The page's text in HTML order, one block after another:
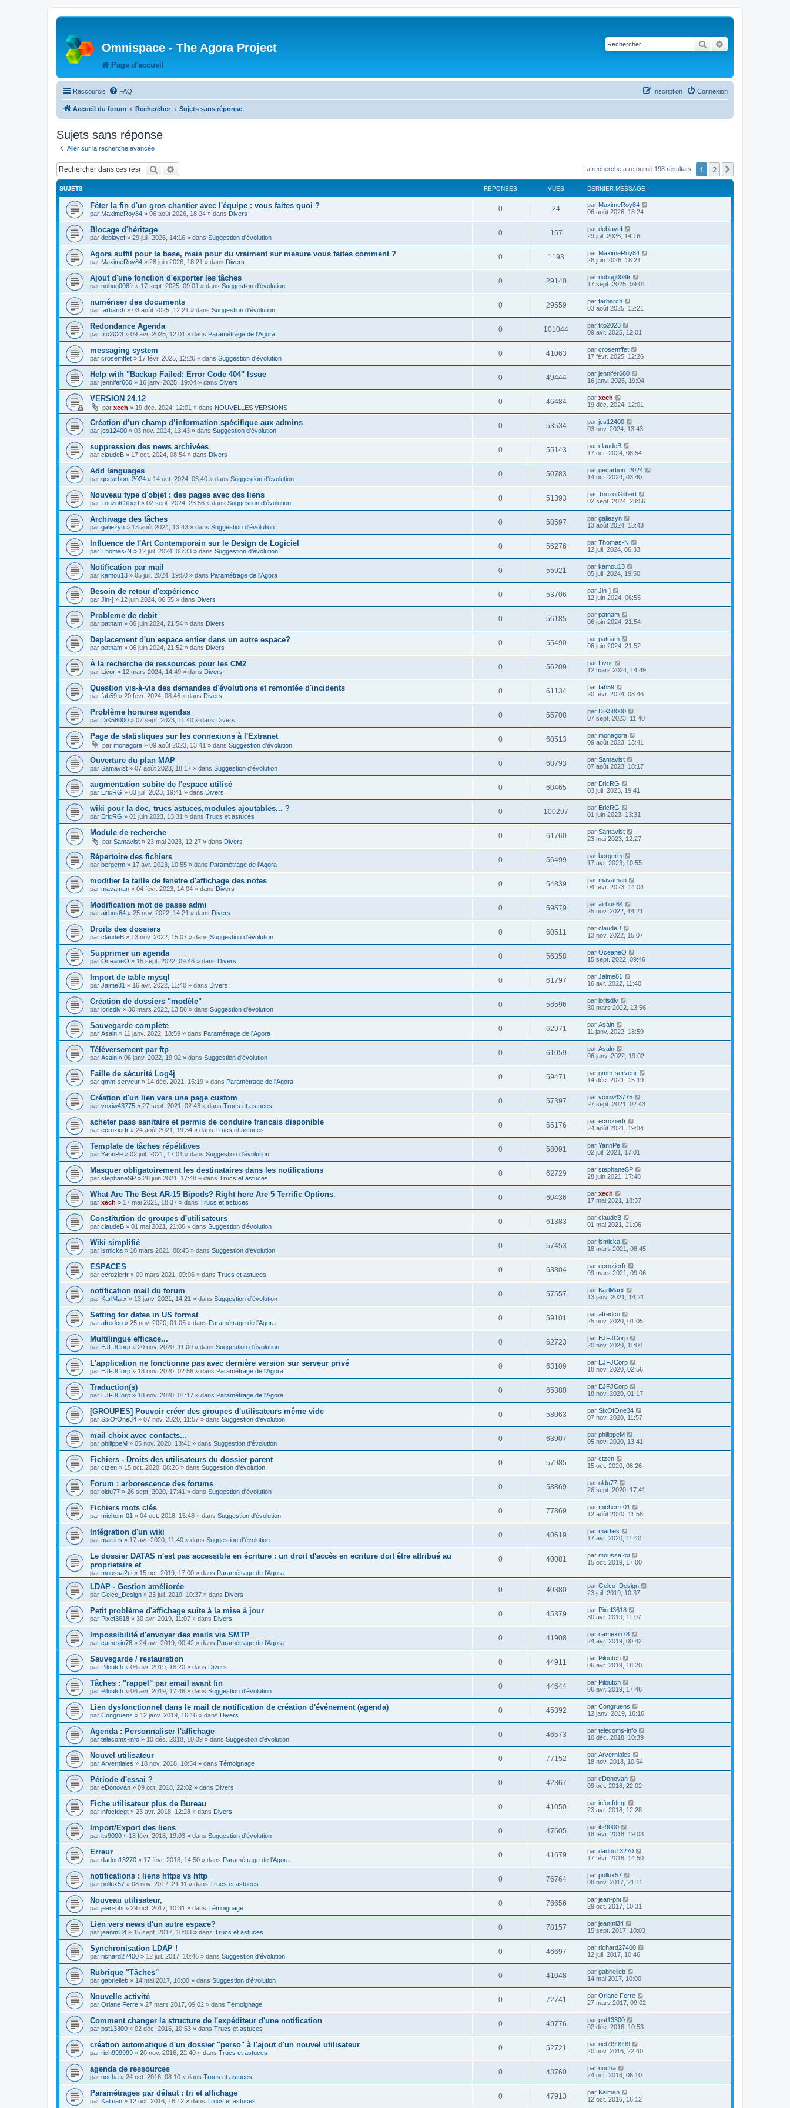
Omnispace - The Agora Project
Page d'accueil
Rechercher
Raccourcis FAQ Connexion
Inscription
Accueil du forum Rechercher Sujets sans réponse
Sujets sans réponse
Aller sur la recherche avancée
Rechercher La recherche a retourné 198 résultats 1 2
SUJETS RÉPONSES VUES DERNIER MESSAGE
Fêter la fin d'un gros chantier avec l'équipe : vous faites quoi ?
par MaximeRoy84 » 06 août 2026, 18:24 » dans Divers
0 24 par MaximeRoy84
06 août 2026, 18:24
Blocage d'héritage
par deblayef » 29 juil. 2026, 14:16 » dans Suggestion d'évolution
0 157 par deblayef
29 juil. 2026, 14:16
Agora suffit pour la base, mais pour du vraiment sur mesure vous faites comment ?
par MaximeRoy84 » 28 juin 2026, 18:21 » dans Divers
0 1193 par MaximeRoy84
28 juin 2026, 18:21
Ajout d'une fonction d'exporter les tâches
par nobug008fr » 17 sept. 2025, 09:01 » dans Suggestion d'évolution
0 29140 par nobug008fr
17 sept. 2025, 09:01
numériser des documents
par farbarch » 03 août 2025, 12:21 » dans Suggestion d'évolution
0 29559 par farbarch
03 août 2025, 12:21
Redondance Agenda
par tito2023 » 09 avr. 2025, 12:01 » dans Paramétrage de l'Agora
0 101044 par tito2023
09 avr. 2025, 12:01
messaging system
par crosemffet » 17 févr. 2025, 12:26 » dans Suggestion d'évolution
0 41063 par crosemffet
17 févr. 2025, 12:26
Help with "Backup Failed: Error Code 404" Issue
par jennifer660 » 16 janv. 2025, 19:04 » dans Divers
0 49444 par jennifer660
16 janv. 2025, 19:04
VERSION 24.12
par xech » 19 déc. 2024, 12:01 » dans NOUVELLES VERSIONS
0 46484 par xech
19 déc. 2024, 12:01
Création d’un champ d’information spécifique aux admins
par jcs12400 » 03 nov. 2024, 13:43 » dans Suggestion d'évolution
0 53534 par jcs12400
03 nov. 2024, 13:43
suppression des news archivées
par claudeB » 17 oct. 2024, 08:54 » dans Divers
0 55143 par claudeB
17 oct. 2024, 08:54
Add languages
par gecarbon_2024 » 14 oct. 2024, 03:40 » dans Suggestion d'évolution
0 50783 par gecarbon_2024
14 oct. 2024, 03:40
Nouveau type d'objet : des pages avec des liens
par TouzotGilbert » 02 sept. 2024, 23:56 » dans Suggestion d'évolution
0 51393 par TouzotGilbert
02 sept. 2024, 23:56
Archivage des tâches
par galiezyn » 13 août 2024, 13:43 » dans Suggestion d'évolution
0 58597 par galiezyn
13 août 2024, 13:43
Influence de l'Art Contemporain sur le Design de Logiciel
par Thomas-N » 12 juil. 2024, 06:33 » dans Suggestion d'évolution
0 56276 par Thomas-N
12 juil. 2024, 06:33
Notification par mail
par kamou13 » 05 juil. 2024, 19:50 » dans Paramétrage de l'Agora
0 55921 par kamou13
05 juil. 2024, 19:50
Besoin de retour d'expérience
par Jin-] » 12 juin 2024, 06:55 » dans Divers
0 53706 par Jin-]
12 juin 2024, 06:55
Probleme de debit
par patnam » 06 juin 2024, 21:54 » dans Divers
0 56185 par patnam
06 juin 2024, 21:54
Deplacement d'un espace entier dans un autre espace?
par patnam » 06 juin 2024, 21:52 » dans Divers
0 55490 par patnam
06 juin 2024, 21:52
À la recherche de ressources pour les CM2
par Livor » 12 mars 2024, 14:49 » dans Divers
0 56209 par Livor
12 mars 2024, 14:49
Question vis-à-vis des demandes d'évolutions et remontée d'incidents
par fab59 » 20 févr. 2024, 08:46 » dans Divers
0 61134 par fab59
20 févr. 2024, 08:46
Problème horaires agendas
par DiK58000 » 07 sept. 2023, 11:40 » dans Divers
0 55708 par DiK58000
07 sept. 2023, 11:40
Page de statistiques sur les connexions à l'Extranet
par monagora » 09 août 2023, 13:41 » dans Suggestion d'évolution
0 60513 par monagora
09 août 2023, 13:41
Ouverture du plan MAP
par Samavist » 07 août 2023, 18:17 » dans Suggestion d'évolution
0 60793 par Samavist
07 août 2023, 18:17
augmentation subite de l'espace utilisé
par EricRG » 03 juil. 2023, 19:41 » dans Divers
0 60465 par EricRG
03 juil. 2023, 19:41
wiki pour la doc, trucs astuces,modules ajoutables... ?
par EricRG » 01 juin 2023, 13:31 » dans Trucs et astuces
0 100297 par EricRG
01 juin 2023, 13:31
Module de recherche
par Samavist » 23 mai 2023, 12:27 » dans Divers
0 61760 par Samavist
23 mai 2023, 12:27
Répertoire des fichiers
par bergerm » 17 avr. 2023, 10:55 » dans Paramétrage de l'Agora
0 56499 par bergerm
17 avr. 2023, 10:55
modifier la taille de fenetre d'affichage des notes
par mavaman » 04 févr. 2023, 14:04 » dans Divers
0 54839 par mavaman
04 févr. 2023, 14:04
Modification mot de passe admi
par airbus64 » 25 nov. 2022, 14:21 » dans Divers
0 59579 par airbus64
25 nov. 2022, 14:21
Droits des dossiers
par claudeB » 13 nov. 2022, 15:07 » dans Suggestion d'évolution
0 60511 par claudeB
13 nov. 2022, 15:07
Supprimer un agenda
par OceaneO » 15 sept. 2022, 09:46 » dans Divers
0 56358 par OceaneO
15 sept. 2022, 09:46
Import de table mysql
par Jaime81 » 16 avr. 2022, 11:40 » dans Divers
0 61797 par Jaime81
16 avr. 2022, 11:40
Création de dossiers "modèle"
par lorisdiv » 30 mars 2022, 13:56 » dans Suggestion d'évolution
0 56596 par lorisdiv
30 mars 2022, 13:56
Sauvegarde complète
par Asaln » 11 janv. 2022, 18:59 » dans Paramétrage de l'Agora
0 62971 par Asaln
11 janv. 2022, 18:59
Téléversement par ftp
par Asaln » 06 janv. 2022, 19:02 » dans Suggestion d'évolution
0 61059 par Asaln
06 janv. 2022, 19:02
Faille de sécurité Log4j
par gmm-serveur » 14 déc. 2021, 15:19 » dans Paramétrage de l'Agora
0 59471 par gmm-serveur
14 déc. 2021, 15:19
Création d'un lien vers une page custom
par voxiw43775 » 27 sept. 2021, 02:43 » dans Trucs et astuces
0 57397 par voxiw43775
27 sept. 2021, 02:43
acheter pass sanitaire et permis de conduire francais disponible
par ecrozierfr » 24 août 2021, 19:34 » dans Trucs et astuces
0 65176 par ecrozierfr
24 août 2021, 19:34
Template de tâches répétitives
par YannPe » 02 juil. 2021, 17:01 » dans Suggestion d'évolution
0 58091 par YannPe
02 juil. 2021, 17:01
Masquer obligatoirement les destinataires dans les notifications
par stephaneSP » 28 juin 2021, 17:48 » dans Trucs et astuces
0 62729 par stephaneSP
28 juin 2021, 17:48
What Are The Best AR-15 Bipods? Right here Are 5 Terrific Options.
par xech » 17 mai 2021, 18:37 » dans Trucs et astuces
0 60436 par xech
17 mai 2021, 18:37
Constitution de groupes d'utilisateurs
par claudeB » 01 mai 2021, 21:06 » dans Suggestion d'évolution
0 61383 par claudeB
01 mai 2021, 21:06
Wiki simplifié
par ismicka » 18 mars 2021, 08:45 » dans Suggestion d'évolution
0 57453 par ismicka
18 mars 2021, 08:45
ESPACES
par ecrozierfr » 09 mars 2021, 09:06 » dans Trucs et astuces
0 63804 par ecrozierfr
09 mars 2021, 09:06
notification mail du forum
par KarlMarx » 13 janv. 2021, 14:21 » dans Suggestion d'évolution
0 57557 par KarlMarx
13 janv. 2021, 14:21
Setting for dates in US format
par afredco » 25 nov. 2020, 01:05 » dans Paramétrage de l'Agora
0 59101 par afredco
25 nov. 2020, 01:05
Multilingue efficace...
par EJFJCorp » 20 nov. 2020, 11:00 » dans Suggestion d'évolution
0 62723 par EJFJCorp
20 nov. 2020, 11:00
L'application ne fonctionne pas avec dernière version sur serveur privé
par EJFJCorp » 18 nov. 2020, 02:56 » dans Paramétrage de l'Agora
0 63109 par EJFJCorp
18 nov. 2020, 02:56
Traduction(s)
par EJFJCorp » 18 nov. 2020, 01:17 » dans Paramétrage de l'Agora
0 65380 par EJFJCorp
18 nov. 2020, 01:17
[GROUPES] Pouvoir créer des groupes d'utilisateurs même vide
par SixOfOne34 » 07 nov. 2020, 11:57 » dans Suggestion d'évolution
0 58063 par SixOfOne34
07 nov. 2020, 11:57
mail choix avec contacts...
par philippeM » 05 nov. 2020, 13:41 » dans Suggestion d'évolution
0 63907 par philippeM
05 nov. 2020, 13:41
Fichiers - Droits des utilisateurs du dossier parent
par ctzen » 15 oct. 2020, 08:26 » dans Suggestion d'évolution
0 57985 par ctzen
15 oct. 2020, 08:26
Forum : arborescence des forums
par oldu77 » 26 sept. 2020, 17:41 » dans Suggestion d'évolution
0 58869 par oldu77
26 sept. 2020, 17:41
Fichiers mots clés
par michem-01 » 04 oct. 2018, 15:48 » dans Suggestion d'évolution
0 77869 par michem-01
12 août 2020, 11:58
Intégration d'un wiki
par marties » 17 avr. 2020, 11:40 » dans Suggestion d'évolution
0 40619 par marties
17 avr. 2020, 11:40
Le dossier DATAS n'est pas accessible en écriture : un droit d'accès en ecriture doit être attribué au
proprietaire et
par moussa2ci » 15 oct. 2019, 17:00 » dans Paramétrage de l'Agora
0 40081 par moussa2ci
15 oct. 2019, 17:00
LDAP - Gestion améliorée
par Gelco_Design » 23 juil. 2019, 10:37 » dans Divers
0 40380 par Gelco_Design
23 juil. 2019, 10:37
Petit problème d'affichage suite à la mise à jour
par Pixef3618 » 30 avr. 2019, 11:07 » dans Divers
0 45379 par Pixef3618
30 avr. 2019, 11:07
Impossibilité d'envoyer des mails via SMTP
par camexin78 » 24 avr. 2019, 00:42 » dans Paramétrage de l'Agora
0 41908 par camexin78
24 avr. 2019, 00:42
Sauvegarde / restauration
par Piloutch » 06 avr. 2019, 18:20 » dans Divers
0 44911 par Piloutch
06 avr. 2019, 18:20
Tâches : "rappel" par email avant fin
par Piloutch » 06 avr. 2019, 17:46 » dans Suggestion d'évolution
0 44644 par Piloutch
06 avr. 2019, 17:46
Lien dysfonctionnel dans le mail de notification de création d'événement (agenda)
par Congruens » 12 janv. 2019, 16:16 » dans Divers
0 45392 par Congruens
12 janv. 2019, 16:16
Agenda : Personnaliser l'affichage
par telecoms-info » 10 déc. 2018, 10:39 » dans Suggestion d'évolution
0 46573 par telecoms-info
10 déc. 2018, 10:39
Nouvel utilisateur
par Arverniales » 18 nov. 2018, 10:54 » dans Témoignage
0 77152 par Arverniales
18 nov. 2018, 10:54
Période d'essai ?
par eDonovan » 09 oct. 2018, 22:02 » dans Divers
0 42367 par eDonovan
09 oct. 2018, 22:02
Fiche utilisateur plus de Bureau
par infocfdcgt » 23 avr. 2018, 12:28 » dans Divers
0 41050 par infocfdcgt
23 avr. 2018, 12:28
Import/Export des liens
par its9000 » 18 févr. 2018, 19:03 » dans Suggestion d'évolution
0 47605 par its9000
18 févr. 2018, 19:03
Erreur
par dadou13270 » 17 févr. 2018, 14:50 » dans Paramétrage de l'Agora
0 41679 par dadou13270
17 févr. 2018, 14:50
notifications : liens https vs http
par pollux57 » 08 nov. 2017, 21:11 » dans Trucs et astuces
0 76764 par pollux57
08 nov. 2017, 21:11
Nouveau utilisateur,
par jean-phi » 29 oct. 2017, 10:31 » dans Témoignage
0 76656 par jean-phi
29 oct. 2017, 10:31
Lien vers news d'un autre espace?
par jeanmi34 » 15 sept. 2017, 10:03 » dans Trucs et astuces
0 78157 par jeanmi34
15 sept. 2017, 10:03
Synchronisation LDAP !
par richard27400 » 12 juil. 2017, 10:46 » dans Suggestion d'évolution
0 46697 par richard27400
12 juil. 2017, 10:46
Rubrique "Tâches"
par gabrielleb » 14 mai 2017, 10:00 » dans Suggestion d'évolution
0 41048 par gabrielleb
14 mai 2017, 10:00
Nouvelle activité
par Orlane Ferre » 27 mars 2017, 09:02 » dans Témoignage
0 72741 par Orlane Ferre
27 mars 2017, 09:02
Comment changer la structure de l'expéditeur d'une notification
par pst13300 » 02 déc. 2016, 10:53 » dans Trucs et astuces
0 49776 par pst13300
02 déc. 2016, 10:53
création automatique d'un dossier "perso" à l'ajout d'un nouvel utilisateur
par rich999999 » 20 nov. 2016, 22:40 » dans Trucs et astuces
0 52721 par rich999999
20 nov. 2016, 22:40
agenda de ressources
par nocha » 24 oct. 2016, 08:10 » dans Trucs et astuces
0 43760 par nocha
24 oct. 2016, 08:10
Paramétrages par défaut : tri et affichage
par Kalman » 12 oct. 2016, 16:12 » dans Trucs et astuces
0 47913 par Kalman
12 oct. 2016, 16:12